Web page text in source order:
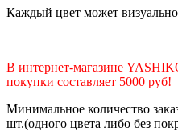
Каждый цвет может
В интернет-магазине
покупки составляет 5000 руб!
Минимальное количество
шт.(одного цвета либо без